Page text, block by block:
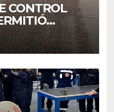
CONTROL
HOMBRE
PARADERO